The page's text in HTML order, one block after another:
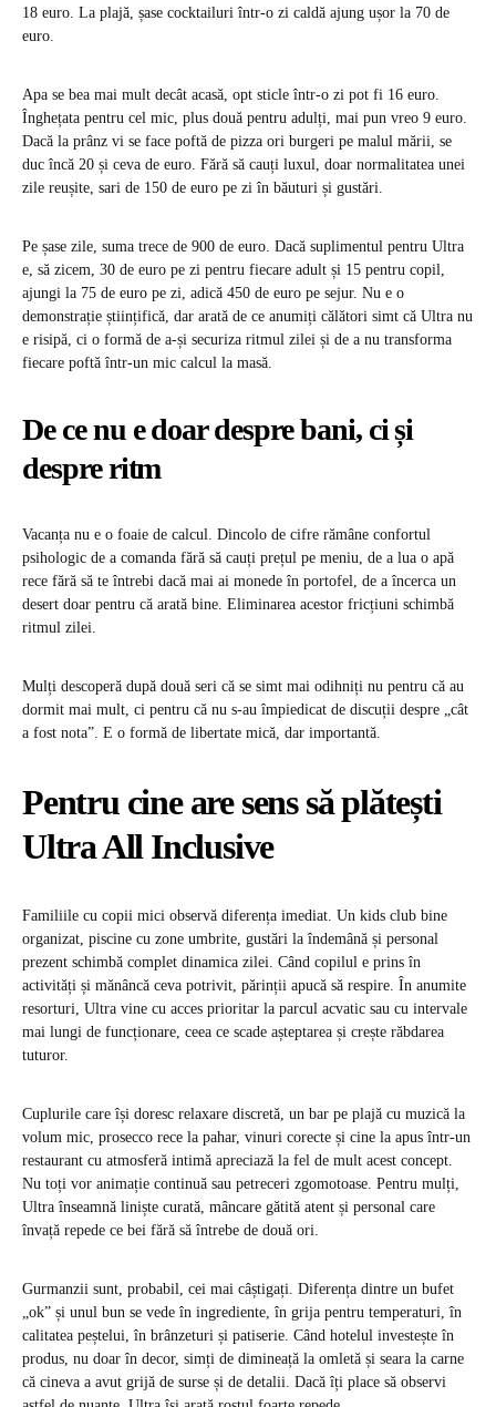
18 euro. La plajă, șase cocktailuri într-o zi caldă ajung ușor la 70 de
euro.
Apa se bea mai mult decât acasă, opt sticle într-o zi pot fi 16 euro.
Înghețata pentru cel mic, plus două pentru adulți, mai pun vreo 9 euro.
Dacă la prânz vi se face poftă de pizza ori burgeri pe malul mării, se
duc încă 20 și ceva de euro. Fără să cauți luxul, doar normalitatea unei
zile reușite, sari de 150 de euro pe zi în băuturi și gustări.
Pe șase zile, suma trece de 900 de euro. Dacă suplimentul pentru Ultra
e, să zicem, 30 de euro pe zi pentru fiecare adult și 15 pentru copil,
ajungi la 75 de euro pe zi, adică 450 de euro pe sejur. Nu e o
demonstrație științifică, dar arată de ce anumiți călători simt că Ultra nu
e risipă, ci o formă de a-și securiza ritmul zilei și de a nu transforma
fiecare poftă într-un mic calcul la masă.
De ce nu e doar despre bani, ci și
despre ritm
Vacanța nu e o foaie de calcul. Dincolo de cifre rămâne confortul
psihologic de a comanda fără să cauți prețul pe meniu, de a lua o apă
rece fără să te întrebi dacă mai ai monede în portofel, de a încerca un
desert doar pentru că arată bine. Eliminarea acestor fricțiuni schimbă
ritmul zilei.
Mulți descoperă după două seri că se simt mai odihniți nu pentru că au
dormit mai mult, ci pentru că nu s-au împiedicat de discuții despre „cât
a fost nota”. E o formă de libertate mică, dar importantă.
Pentru cine are sens să plătești
Ultra All Inclusive
Familiile cu copii mici observă diferența imediat. Un kids club bine
organizat, piscine cu zone umbrite, gustări la îndemână și personal
prezent schimbă complet dinamica zilei. Când copilul e prins în
activități și mănâncă ceva potrivit, părinții apucă să respire. În anumite
resorturi, Ultra vine cu acces prioritar la parcul acvatic sau cu intervale
mai lungi de funcționare, ceea ce scade așteptarea și crește răbdarea
tuturor.
Cuplurile care își doresc relaxare discretă, un bar pe plajă cu muzică la
volum mic, prosecco rece la pahar, vinuri corecte și cine la apus într-un
restaurant cu atmosferă intimă apreciază la fel de mult acest concept.
Nu toți vor animație continuă sau petreceri zgomotoase. Pentru mulți,
Ultra înseamnă liniște curată, mâncare gătită atent și personal care
învață repede ce bei fără să întrebe de două ori.
Gurmanzii sunt, probabil, cei mai câștigați. Diferența dintre un bufet
„ok” și unul bun se vede în ingrediente, în grija pentru temperaturi, în
calitatea peștelui, în brânzeturi și patiserie. Când hotelul investește în
produs, nu doar în decor, simți de dimineață la omletă și seara la carne
că cineva a avut grijă de surse și de detalii. Dacă îți place să observi